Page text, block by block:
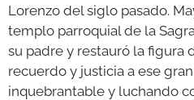
Lorenzo del siglo pasado.
templo parroquial de la
su padre y restauró la figura
recuerdo y justicia a ese
inquebrantable y luchando